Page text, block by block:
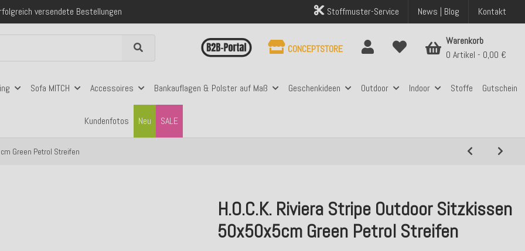
versendete Bestellungen
Klarna, PayPal & Amazon Pay
Deutschlands ab 99€ Bestellwert
Klarna, PayPal & Amazon Pay
Stoffmuster-Service News | Blog Kontakt
Sofa MITCH Accessoires Bankauflagen & Polster auf Maß Geschenkideen Outdoor Indoor Stoffe Gutschein
Kundenfotos SALE
Neu
CONCEPTSTORE
Warenkorb
0 Artikel
0,00 €
Green Petrol Streifen
H.O.C.K. Riviera Stripe Outdoor Sitzkissen
50x50x5cm Green Petrol Streifen